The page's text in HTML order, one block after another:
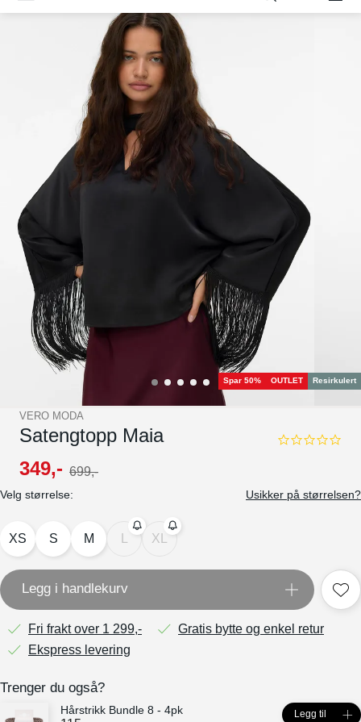
Spar 50% OUTLET Resirkulert
VERO MODA
Satengtopp Maia
0.0
349,- 699,-
Velg størrelse: Usikker på størrelsen?
XS S M XL
Legg i handlekurv
Fri frakt over 1 299,-
Gratis bytte og enkel retur
Ekspress levering
Trenger du også?
Hårstrikk Bundle 8 - 4pk Legg til